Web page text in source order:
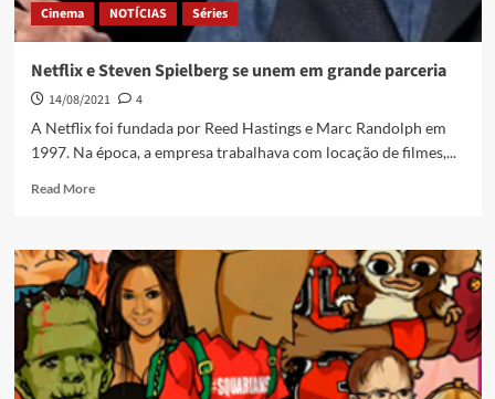
Cinema NOTÍCIAS Séries
Netflix e Steven Spielberg se unem em grande parceria
14/08/2021
4
A Netflix foi fundada por Reed Hastings e Marc Randolph em
1997. Na época, a empresa trabalhava com locação de filmes,...
Read More